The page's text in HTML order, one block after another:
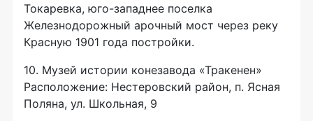
Токаревка, юго-западнее поселка
Железнодорожный арочный мост через реку
Красную 1901 года постройки.
10. Музей истории конезавода «Тракенен»
Расположение: Нестеровский район, п. Ясная
Поляна, ул. Школьная, 9